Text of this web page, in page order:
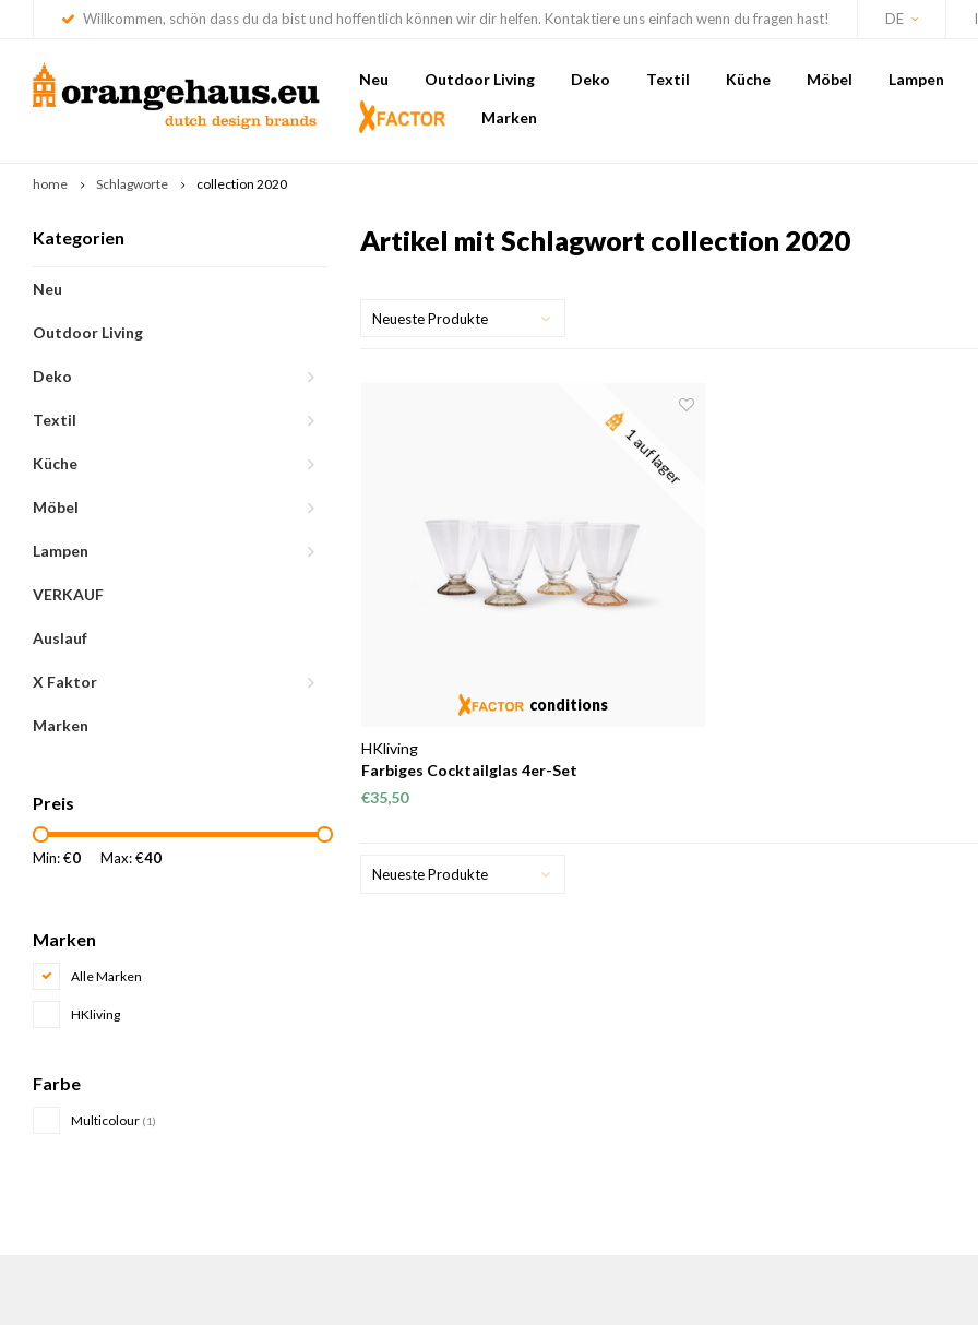
Willkommen, schön dass du da bist und hoffentlich können wir dir helfen. Kontaktiere uns einfach wenn du fragen hast! DE
Neu Outdoor Living Deko Textil Küche Möbel Lampen
Marken
home Schlagworte collection 2020
Kategorien
Neu
Outdoor Living
Deko
Textil
Küche
Möbel
Lampen
VERKAUF
Auslauf
X Faktor
Marken
Preis
Min: €0 Max: €40
Marken
Alle Marken
HKliving
Farbe
Multicolour (1)
Artikel mit Schlagwort collection 2020
Neueste Produkte
1 auf lager
conditions
HKliving
Farbiges Cocktailglas 4er-Set
€35,50
Neueste Produkte